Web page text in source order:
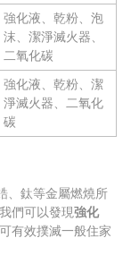
強化液、乾粉、泡
沫、潔淨滅火器、
二氧化碳
強化液、乾粉、潔
淨滅火器、二氧化
碳
、鈦等金屬燃燒所
們可以發現強化
有效撲滅一般住家